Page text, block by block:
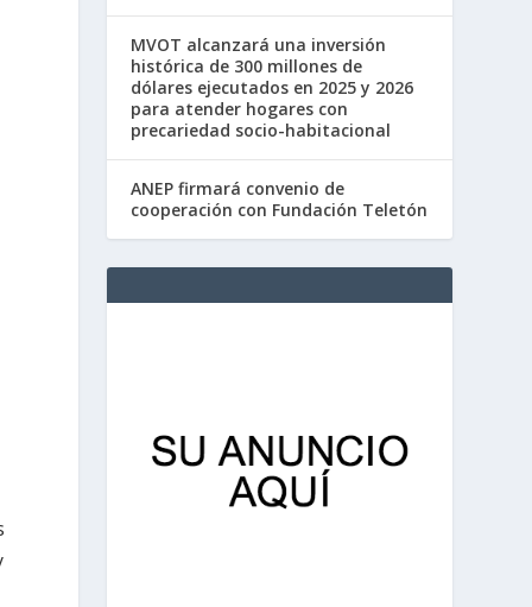
MVOT alcanzará una inversión
histórica de 300 millones de
dólares ejecutados en 2025 y 2026
para atender hogares con
precariedad socio-habitacional
ANEP firmará convenio de
cooperación con Fundación Teletón